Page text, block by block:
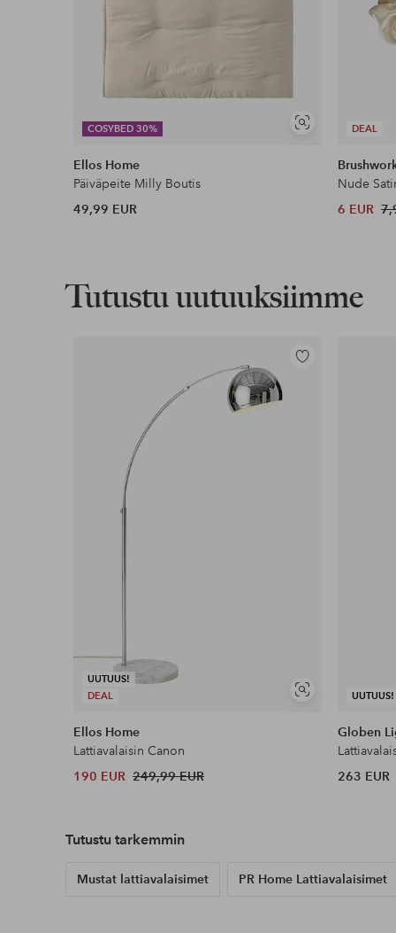
COSYBED 30%
Näytä
Ellos Home
Päiväpeite Milly Boutis
49,99 EUR
DEAL
Nude
6 EUR
Tutustu uutuuksiimme
UUTUUS!
DEAL
Näytä
Lisää
Ellos Home
Lattiavalaisin Canon
190 EUR 249,99 EUR
UUTUUS!
Globen
263 EUR
Tutustu tarkemmin
Mustat lattiavalaisimet PR Home Lattiavalaisimet